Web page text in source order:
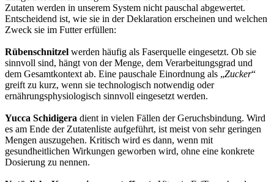
Zutaten werden in unserem System nicht pauschal abgewertet.
Entscheidend ist, wie sie in der Deklaration erscheinen und welchen
Zweck sie im Futter erfüllen:
Rübenschnitzel werden häufig als Faserquelle eingesetzt. Ob sie
sinnvoll sind, hängt von der Menge, dem Verarbeitungsgrad und
dem Gesamtkontext ab. Eine pauschale Einordnung als „Zucker“
greift zu kurz, wenn sie technologisch notwendig oder
ernährungsphysiologisch sinnvoll eingesetzt werden.
Yucca Schidigera dient in vielen Fällen der Geruchsbindung. Wird
es am Ende der Zutatenliste aufgeführt, ist meist von sehr geringen
Mengen auszugehen. Kritisch wird es dann, wenn mit
gesundheitlichen Wirkungen geworben wird, ohne eine konkrete
Dosierung zu nennen.